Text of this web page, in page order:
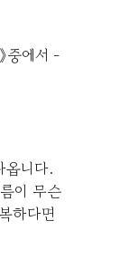
중에서 -
옵니다.
이 무슨
하다면